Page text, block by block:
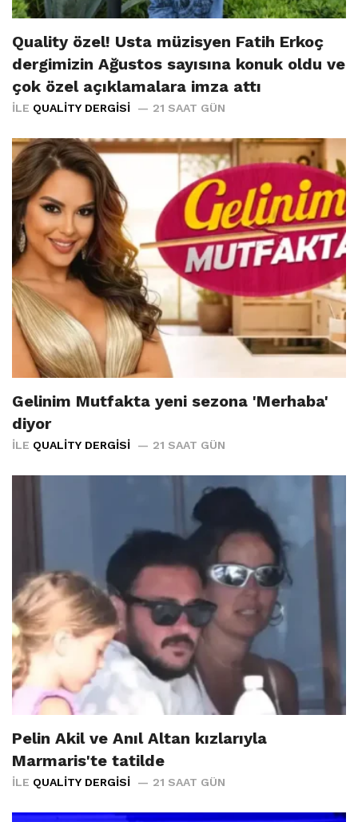
Quality özel! Usta müzisyen Fatih Erkoç
dergimizin Ağustos sayısına konuk oldu ve
çok özel açıklamalara imza attı
İLE QUALITY DERGISI 21 SAAT GÜN
Gelinim Mutfakta yeni sezona 'Merhaba'
diyor
İLE QUALITY DERGISI 21 SAAT GÜN
Pelin Akil ve Anıl Altan kızlarıyla
Marmaris'te tatilde
İLE QUALITY DERGISI 21 SAAT GÜN